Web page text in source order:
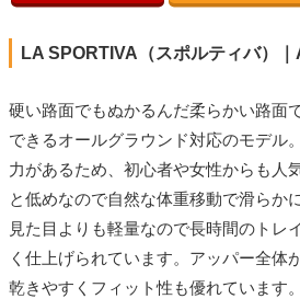
LA SPORTIVA（スポルティバ）
硬い路面でもぬかるんだ柔らかい路面
できるオールグラウンド対応のモデル
力があるため、初心者や女性からも人
と低めなので自然な体重移動で滑らか
見た目よりも軽量なので長時間のトレ
く仕上げられています。アッパー全体
乾きやすくフィット性も優れています